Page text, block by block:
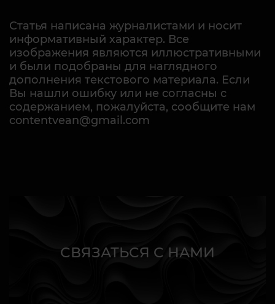
Статья написана журналистами и носит
информативный характер. Все
изображения являются иллюстративными
и были подобраны для наглядного
дополнения текстового материала. Если
Вы нашли ошибку или не согласны с
содержанием, пожалуйста, сообщите нам
contentvean@gmail.com
СВЯЗАТЬСЯ С НАМИ